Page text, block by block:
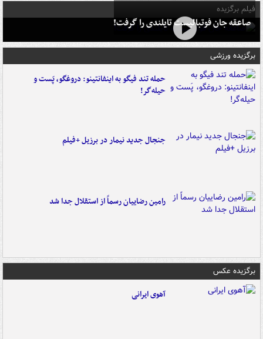
فیلم برگزیده
صاعقه جان فوتبالیست تایلندی را گرفت!
برگزیده ورزشی
حمله تند فیگو به اینفانتینو: دروغگو، پَست‌ و
حیله‌گر!
جنجال جدید نیمار در برزیل +فیلم
رامین رضاییان رسماً از استقلال جدا شد
برگزیده عکس
آهوی ایرانی